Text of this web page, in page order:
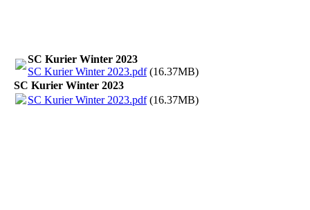
SC Kurier Winter 2023
SC Kurier Winter 2023.pdf(16.37MB)
SC Kurier Winter 2023
SC Kurier Winter 2023.pdf(16.37MB)